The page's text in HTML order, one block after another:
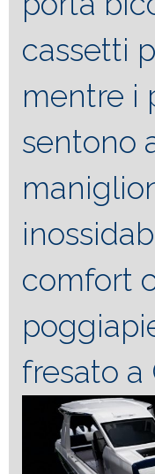
cassetti
mentre i
sentono
comfort
fresato a